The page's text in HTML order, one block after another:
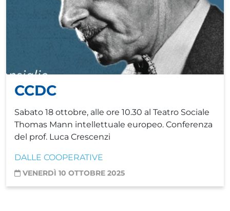
CCDC
Sabato 18 ottobre, alle ore 10.30 al Teatro Sociale
Thomas Mann intellettuale europeo. Conferenza
del prof. Luca Crescenzi
DALLE COOPERATIVE
VENERDÌ 10 OTTOBRE 2025